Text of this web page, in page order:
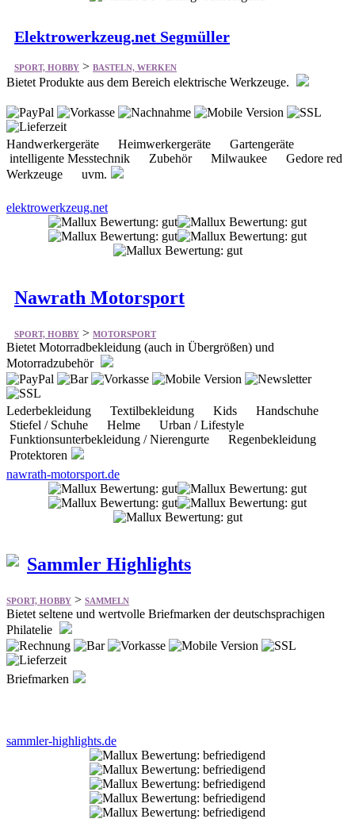
Elektrowerkzeug.net Segmüller
SPORT, HOBBY > BASTELN, WERKEN
Bietet Produkte aus dem Bereich elektrische Werkzeuge.
Handwerkergeräte Heimwerkergeräte Gartengeräte
intelligente Messtechnik Zubehör Milwaukee Gedore red
Werkzeuge uvm.
elektrowerkzeug.net
Nawrath Motorsport
SPORT, HOBBY > MOTORSPORT
Bietet Motorradbekleidung (auch in Übergrößen) und
Motorradzubehör
Lederbekleidung Textilbekleidung Kids Handschuhe
Stiefel / Schuhe Helme Urban / Lifestyle
Funktionsunterbekleidung / Nierengurte Regenbekleidung
Protektoren
nawrath-motorsport.de
Sammler Highlights
SPORT, HOBBY > SAMMELN
Bietet seltene und wertvolle Briefmarken der deutschsprachigen
Philatelie
Briefmarken
sammler-highlights.de